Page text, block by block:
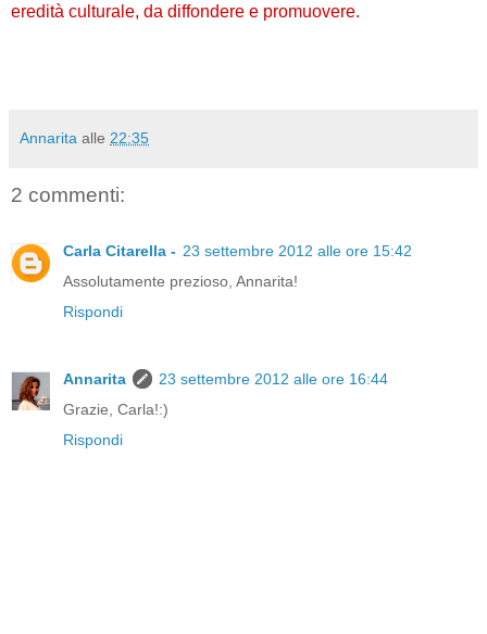
eredità culturale, da diffondere e promuovere.
Annarita alle 22:35
2 commenti:
Carla Citarella - 23 settembre 2012 alle ore 15:42
Assolutamente prezioso, Annarita!
Rispondi
Annarita
23 settembre 2012 alle ore 16:44
Grazie, Carla!:)
Rispondi